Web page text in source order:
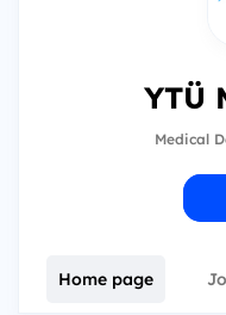
YTÜ
Medical
Home page